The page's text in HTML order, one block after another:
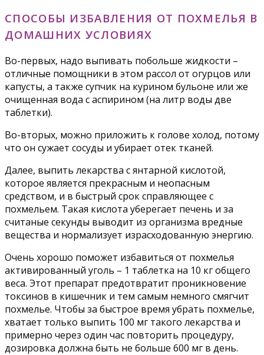
СПОСОБЫ ИЗБАВЛЕНИЯ ОТ ПОХМЕЛЬЯ В
ДОМАШНИХ УСЛОВИЯХ
Во-первых, надо выпивать побольше жидкости –
отличные помощники в этом рассол от огурцов или
капусты, а также супчик на курином бульоне или же
очищенная вода с аспирином (на литр воды две
таблетки).
Во-вторых, можно приложить к голове холод, потому
что он сужает сосуды и убирает отек тканей.
Далее, выпить лекарства с янтарной кислотой,
которое является прекрасным и неопасным
средством, и в быстрый срок справляющее с
похмельем. Такая кислота уберегает печень и за
считаные секунды выводит из организма вредные
вещества и нормализует израсходованную энергию.
Очень хорошо поможет избавиться от похмелья
активированный уголь – 1 таблетка на 10 кг общего
веса. Этот препарат предотвратит проникновение
токсинов в кишечник и тем самым немного смягчит
похмелье. Чтобы за быстрое время убрать похмелье,
хватает только выпить 100 мг такого лекарства и
примерно через один час повторить процедуру,
дозировка должна быть не больше 600 мг в день.